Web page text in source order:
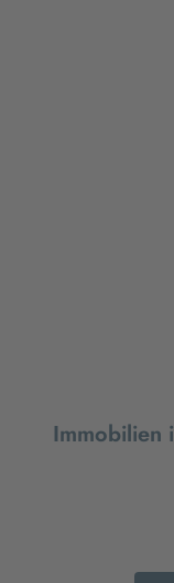
Immobilien